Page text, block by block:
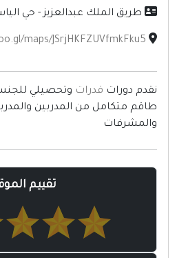
طريق الملك عبدالعزيز - حي الياسمين -
goo.gl/maps/JSrjHKFZUVfmkFku5
دوراتقدراتوتحصيلي للجنسين
متكامل من المدربين والمدربات
تقييم الموقع